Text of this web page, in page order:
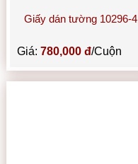
Giấy dán tường 10296-4
Giá:780,000 đ/Cuộn